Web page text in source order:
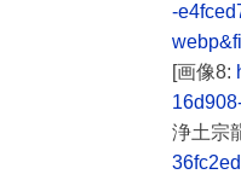
-
[画像8:
浄土宗